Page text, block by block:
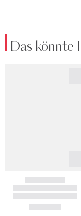
Das könnte